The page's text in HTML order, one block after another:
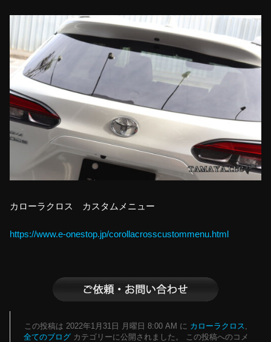
カローラクロス カスタムメニュー
https://www.e-onestop.jp/corollacrosscustommenu.html
この投稿は 2022年1月31日 月曜日 8:00 AM に カローラクロス
全てのブログカテゴリーに公開されました。 この投稿へのコメ